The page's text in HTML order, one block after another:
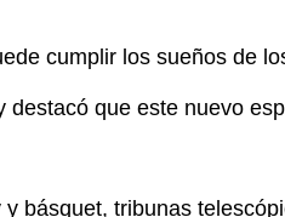
cumplir los sueños de
que este nuevo
básquet, tribunas